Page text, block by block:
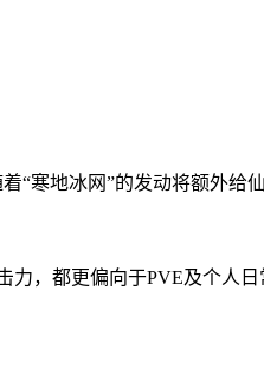
“寒地冰网”的发动将额外给
力，都更偏向于PVE及个人